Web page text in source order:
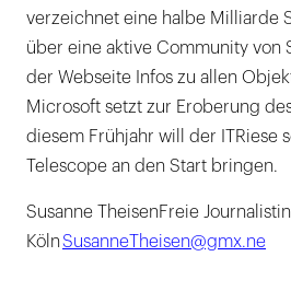
verzeichnet eine halbe Milliarde
über eine aktive Community von
der Webseite Infos zu allen
Microsoft setzt zur Eroberung
diesem Frühjahr will der ITRiese
Telescope an den Start bringen.
Susanne TheisenFreie
KölnSusanneTheisen@gmx.ne